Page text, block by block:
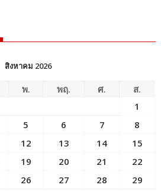
สิงหาคม 2026
พ. พฤ. ศ.
ส.
1
5 6 7
8
12 13 14
15
19 20 21
22
26 27 28
29